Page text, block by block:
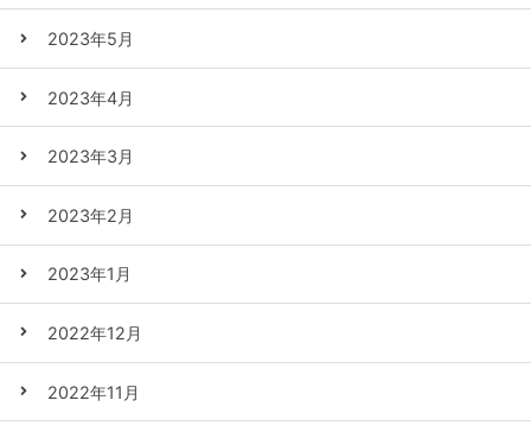
2023年5月
2023年4月
2023年3月
2023年2月
2023年1月
2022年12月
2022年11月